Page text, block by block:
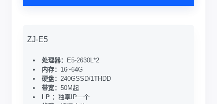
ZJ-E5
处理器：
E5-2630L*2
内存： 16~64G
硬盘： 240GSSD/1THDD
带宽： 50M起
I P ： 独享IP一个